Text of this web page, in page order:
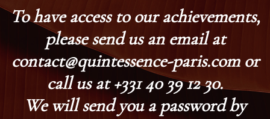
To have access to our achievements,
please send us an email at
contact@quintessence-paris.com or
call us at +331 40 39 12 30.
We will send you a password by